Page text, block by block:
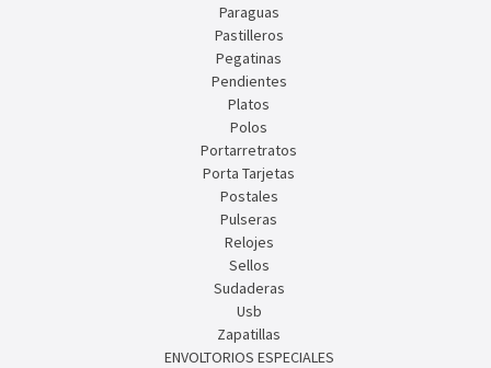
Paraguas
Pastilleros
Pegatinas
Pendientes
Platos
Polos
Portarretratos
Porta Tarjetas
Postales
Pulseras
Relojes
Sellos
Sudaderas
Usb
Zapatillas
ENVOLTORIOS ESPECIALES